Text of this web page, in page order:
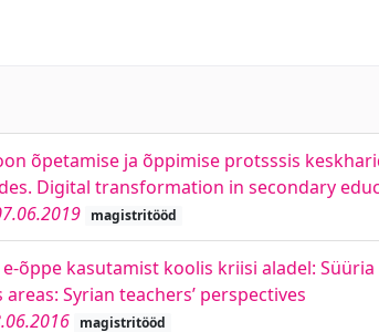
õpetamise ja õppimise protsssis
Digital transformation in secondary
magistritööd
õppe kasutamist koolis kriisi aladel:
Syrian teachers’ perspectives
magistritööd